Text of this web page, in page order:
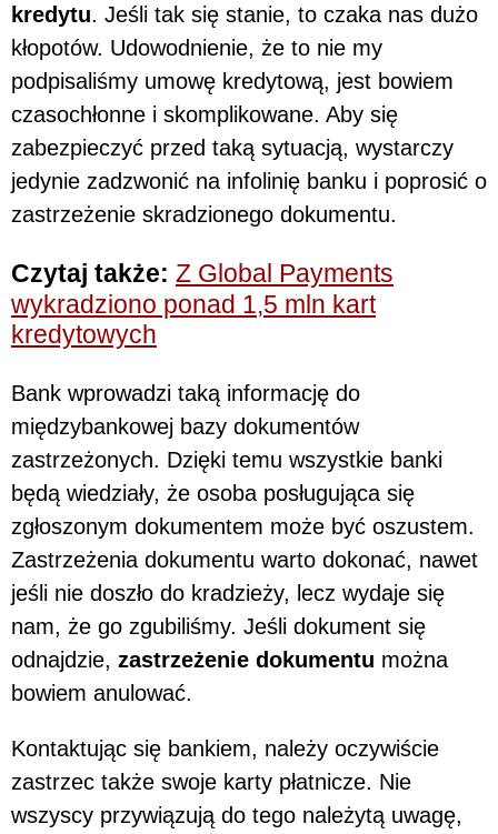
kredytu. Jeśli tak się stanie, to czaka nas dużo
kłopotów. Udowodnienie, że to nie my
podpisaliśmy umowę kredytową, jest bowiem
czasochłonne i skomplikowane. Aby się
zabezpieczyć przed taką sytuacją, wystarczy
jedynie zadzwonić na infolinię banku i poprosić o
zastrzeżenie skradzionego dokumentu.
Czytaj także: Z Global Payments
wykradziono ponad 1,5 mln kart
kredytowych
Bank wprowadzi taką informację do
międzybankowej bazy dokumentów
zastrzeżonych. Dzięki temu wszystkie banki
będą wiedziały, że osoba posługująca się
zgłoszonym dokumentem może być oszustem.
Zastrzeżenia dokumentu warto dokonać, nawet
jeśli nie doszło do kradzieży, lecz wydaje się
nam, że go zgubiliśmy. Jeśli dokument się
odnajdzie, zastrzeżenie dokumentu można
bowiem anulować.
Kontaktując się bankiem, należy oczywiście
zastrzec także swoje karty płatnicze. Nie
wszyscy przywiązują do tego należytą uwagę,